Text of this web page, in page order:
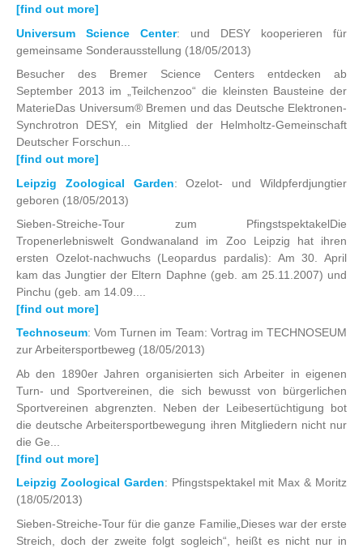
[find out more]
Universum Science Center: und DESY kooperieren für
gemeinsame Sonderausstellung (18/05/2013)
Besucher des Bremer Science Centers entdecken ab
September 2013 im „Teilchenzoo“ die kleinsten Bausteine der
MaterieDas Universum® Bremen und das Deutsche Elektronen-
Synchrotron DESY, ein Mitglied der Helmholtz-Gemeinschaft
Deutscher Forschun...
[find out more]
Leipzig Zoological Garden: Ozelot- und Wildpferdjungtier
geboren (18/05/2013)
Sieben-Streiche-Tour zum PfingstspektakelDie
Tropenerlebniswelt Gondwanaland im Zoo Leipzig hat ihren
ersten Ozelot-nachwuchs (Leopardus pardalis): Am 30. April
kam das Jungtier der Eltern Daphne (geb. am 25.11.2007) und
Pinchu (geb. am 14.09....
[find out more]
Technoseum: Vom Turnen im Team: Vortrag im TECHNOSEUM
zur Arbeitersportbeweg (18/05/2013)
Ab den 1890er Jahren organisierten sich Arbeiter in eigenen
Turn- und Sportvereinen, die sich bewusst von bürgerlichen
Sportvereinen abgrenzten. Neben der Leibesertüchtigung bot
die deutsche Arbeitersportbewegung ihren Mitgliedern nicht nur
die Ge...
[find out more]
Leipzig Zoological Garden: Pfingstspektakel mit Max & Moritz
(18/05/2013)
Sieben-Streiche-Tour für die ganze Familie„Dieses war der erste
Streich, doch der zweite folgt sogleich“, heißt es nicht nur in